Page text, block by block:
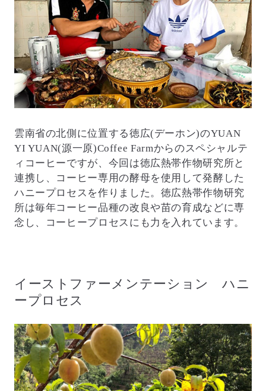
雲南省の北側に位置する徳広(デーホン)のYUAN
YI YUAN(源一原)Coffee Farmからのスペシャルテ
ィコーヒーですが、今回は徳広熱帯作物研究所と
連携し、コーヒー専用の酵母を使用して発酵した
ハニープロセスを作りました。徳広熱帯作物研究
所は毎年コーヒー品種の改良や苗の育成などに専
念し、コーヒープロセスにも力を入れています。
イーストファーメンテーション ハニ
ープロセス